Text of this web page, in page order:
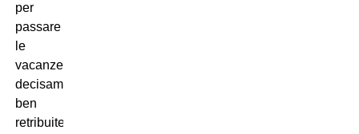
per
passare
le
vacanze. Oltretutto
decisamente
ben
retribuite: Costinha per